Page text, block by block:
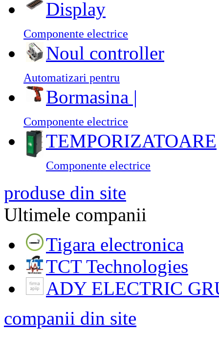
Display
Componente electrice
Noul controller
Automatizari pentru
Bormasina |
Componente electrice
TEMPORIZATOARE
Componente electrice
produse din site
Ultimele companii
Tigara electronica
TCT Technologies
ADY ELECTRIC
companii din site